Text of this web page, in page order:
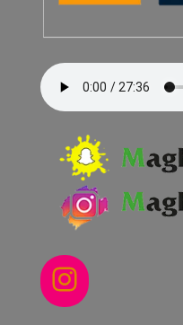
Instagram